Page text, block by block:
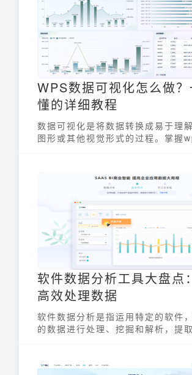
牌数据分析的五大关键维度，展示
牌数据分析驱动增长。
WPS数据可视化怎么做
懂的详细教程
数据可视化是将数据转换成易于理解
图形或其他视觉形式的过程。掌握
策。WPS 作为常用的办公软件，其
也提供了基本的数据可视化能力。
浅出地讲解如何在 WPS 中进行数
即使是新手也能快速上手。
软件数据分析工具大盘点
高效处理数据
软件数据分析是指运用特定的软件
的数据进行处理、挖掘和解析，提
化、机器学习等技术，帮助用户从